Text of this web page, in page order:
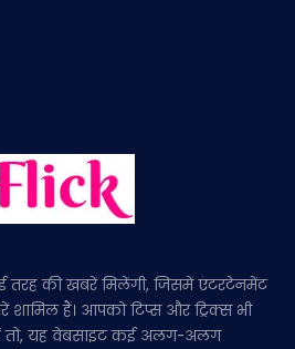
की खबरें मिलेंगी, जिसमें एंटरटेनमेंट
हैं। आपको टिप्स और ट्रिक्स भी
तो, यह वेबसाइट कई अलग-अलग